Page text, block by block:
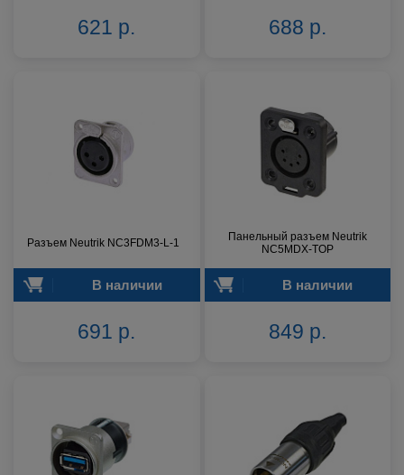
621 р. 688 р.
Разъем Neutrik NC3FDM3-L-1
В наличии
691 р.
Панельный разъем Neutrik
NC5MDX-TOP
В наличии
849 р.